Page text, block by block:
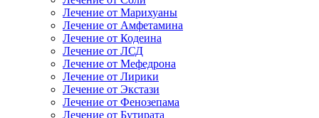
Лечение от Марихуаны
Лечение от Амфетамина
Лечение от Кодеина
Лечение от ЛСД
Лечение от Мефедрона
Лечение от Лирики
Лечение от Экстази
Лечение от Фенозепама
Лечение от Бутирата